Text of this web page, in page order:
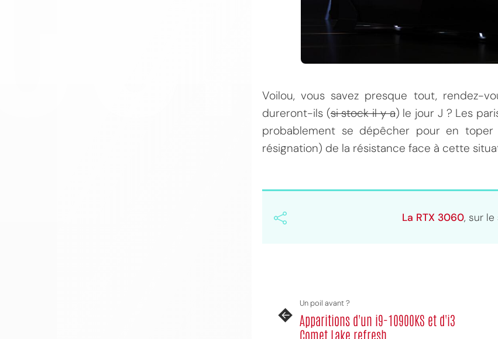
Voilou, vous savez presque tout, rendez-
dureront-ils (si stock il y a) le jour J ? Les
probablement se dépêcher pour en
résignation) de la résistance face à cette
La RTX 3060, sur
Un poil avant ?
Apparitions d'un i9-10900KS et d'i3
Comet Lake refresh